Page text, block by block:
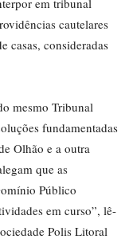
em tribunal
cautelares
casas, consideradas
mesmo Tribunal
fundamentadas
Olhão e a outra
que as
Público
em curso”, lê-
Polis Litoral